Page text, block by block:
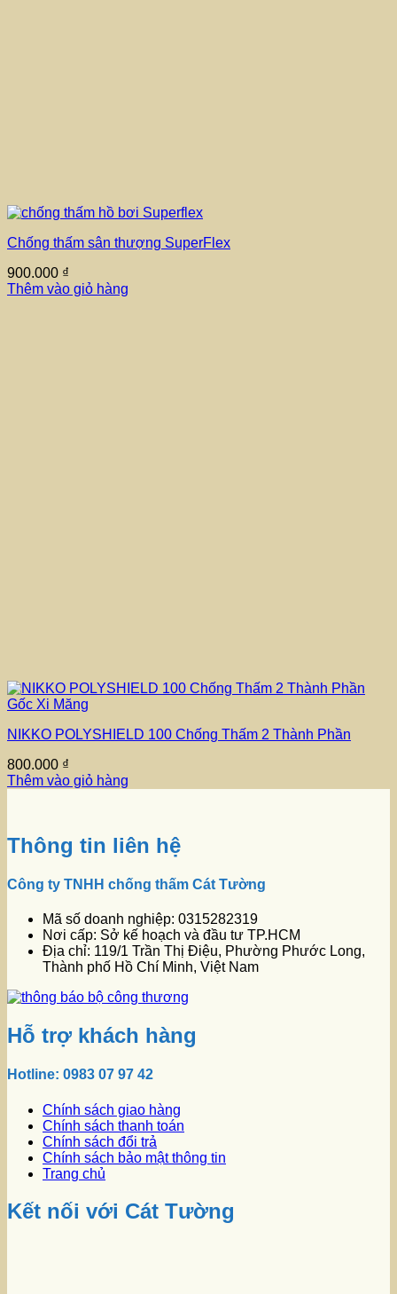
Chống thấm sân thượng SuperFlex
900.000 ₫
Thêm vào giỏ hàng
NIKKO POLYSHIELD 100 Chống Thấm 2 Thành Phần
800.000 ₫
Thêm vào giỏ hàng
Thông tin liên hệ
Công ty TNHH chống thấm Cát Tường
Mã số doanh nghiệp: 0315282319
Nơi cấp: Sở kế hoạch và đầu tư TP.HCM
Địa chỉ: 119/1 Trần Thị Điệu, Phường Phước Long,
Thành phố Hồ Chí Minh, Việt Nam
Hỗ trợ khách hàng
Hotline: 0983 07 97 42
Chính sách giao hàng
Chính sách thanh toán
Chính sách đổi trả
Chính sách bảo mật thông tin
Trang chủ
Kết nối với Cát Tường